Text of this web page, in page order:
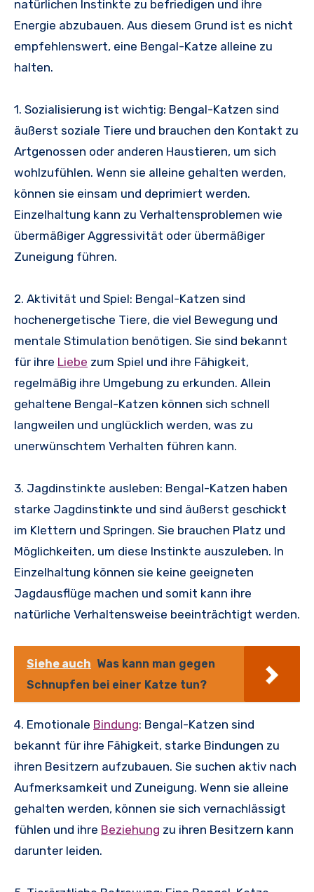
natürlichen Instinkte zu befriedigen und ihre
Energie abzubauen. Aus diesem Grund ist es nicht
empfehlenswert, eine Bengal-Katze alleine zu
halten.
1. Sozialisierung ist wichtig: Bengal-Katzen sind
äußerst soziale Tiere und brauchen den Kontakt zu
Artgenossen oder anderen Haustieren, um sich
wohlzufühlen. Wenn sie alleine gehalten werden,
können sie einsam und deprimiert werden.
Einzelhaltung kann zu Verhaltensproblemen wie
übermäßiger Aggressivität oder übermäßiger
Zuneigung führen.
2. Aktivität und Spiel: Bengal-Katzen sind
hochenergetische Tiere, die viel Bewegung und
mentale Stimulation benötigen. Sie sind bekannt
für ihre Liebe zum Spiel und ihre Fähigkeit,
regelmäßig ihre Umgebung zu erkunden. Allein
gehaltene Bengal-Katzen können sich schnell
langweilen und unglücklich werden, was zu
unerwünschtem Verhalten führen kann.
3. Jagdinstinkte ausleben: Bengal-Katzen haben
starke Jagdinstinkte und sind äußerst geschickt
im Klettern und Springen. Sie brauchen Platz und
Möglichkeiten, um diese Instinkte auszuleben. In
Einzelhaltung können sie keine geeigneten
Jagdausflüge machen und somit kann ihre
natürliche Verhaltensweise beeinträchtigt werden.
Siehe auch Was kann man gegen
Schnupfen bei einer Katze tun?
4. Emotionale Bindung: Bengal-Katzen sind
bekannt für ihre Fähigkeit, starke Bindungen zu
ihren Besitzern aufzubauen. Sie suchen aktiv nach
Aufmerksamkeit und Zuneigung. Wenn sie alleine
gehalten werden, können sie sich vernachlässigt
fühlen und ihre Beziehung zu ihren Besitzern kann
darunter leiden.